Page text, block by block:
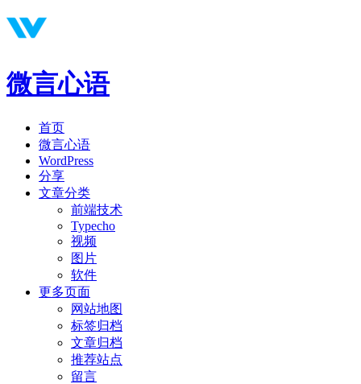
微言心语
首页
微言心语
WordPress
分享
文章分类
前端技术
Typecho
视频
图片
软件
更多页面
网站地图
标签归档
文章归档
推荐站点
留言